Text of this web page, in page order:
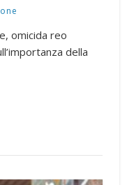
omicida reo
della